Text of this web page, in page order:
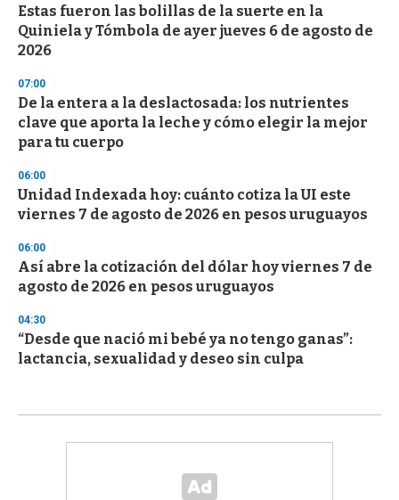
Estas fueron las bolillas de la suerte en la
Quiniela y Tómbola de ayer jueves 6 de agosto de
2026
07:00
De la entera a la deslactosada: los nutrientes
clave que aporta la leche y cómo elegir la mejor
para tu cuerpo
06:00
Unidad Indexada hoy: cuánto cotiza la UI este
viernes 7 de agosto de 2026 en pesos uruguayos
06:00
Así abre la cotización del dólar hoy viernes 7 de
agosto de 2026 en pesos uruguayos
04:30
“Desde que nació mi bebé ya no tengo ganas”:
lactancia, sexualidad y deseo sin culpa